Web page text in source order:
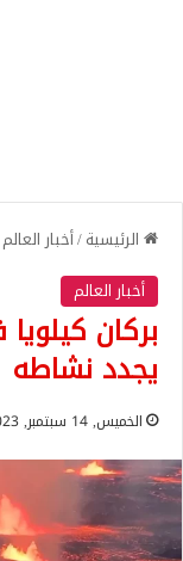
الرئيسية/أخبار العالم
أخبار العالم
بركان
يجدد نشاطه
الخميس, 14 سبتمبر, 2023